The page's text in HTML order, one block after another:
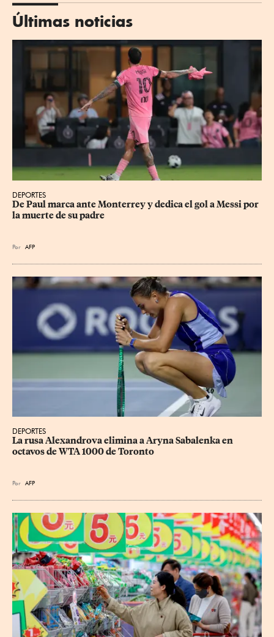
Últimas noticias
DEPORTES
De Paul marca ante Monterrey y dedica el gol a Messi por
la muerte de su padre
Por AFP
DEPORTES
La rusa Alexandrova elimina a Aryna Sabalenka en
octavos de WTA 1000 de Toronto
Por AFP